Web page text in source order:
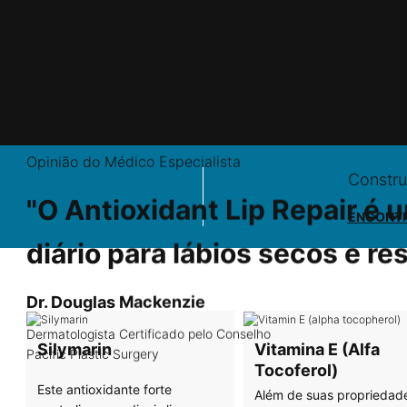
Opinião do Médico Especialista
"O Antioxidant Lip Repair é
diário para lábios secos e
Dr. Douglas Mackenzie
Dermatologista Certificado pelo Conselho
Pacific Plastic Surgery
Silymarin
Este antioxidante forte
Vitamina E (Alfa
Tocoferol)
Além de suas